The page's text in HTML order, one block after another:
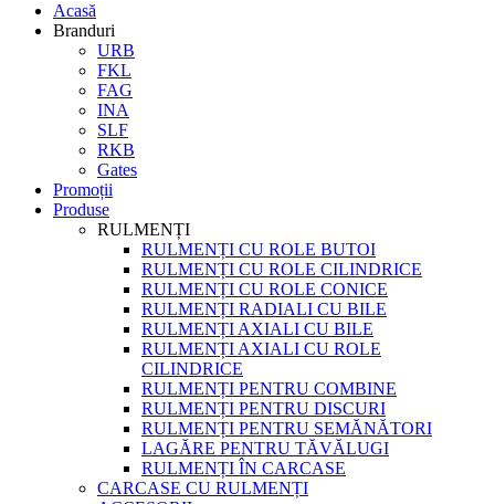
Acasă
Branduri
URB
FKL
FAG
INA
SLF
RKB
Gates
Promoții
Produse
RULMENȚI
RULMENȚI CU ROLE BUTOI
RULMENȚI CU ROLE CILINDRICE
RULMENȚI CU ROLE CONICE
RULMENȚI RADIALI CU BILE
RULMENȚI AXIALI CU BILE
RULMENȚI AXIALI CU ROLE
CILINDRICE
RULMENȚI PENTRU COMBINE
RULMENȚI PENTRU DISCURI
RULMENȚI PENTRU SEMĂNĂTORI
LAGĂRE PENTRU TĂVĂLUGI
RULMENȚI ÎN CARCASE
CARCASE CU RULMENȚI